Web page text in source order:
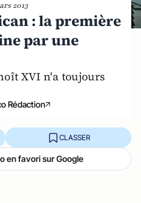
2013
: la première
par une
XVI n'a toujours
Rédaction
CLASSER
en favori sur Google